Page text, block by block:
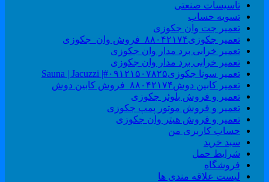
تاسیسات صنعتی
تسویه حساب
تعمیر جت وان جکوزی
تعمیر جکوزی۸۸۰۴۲۱۷۴_فروش وان_جکوزی
تعمیر خرابی برد مدار وان جکوزی
تعمیر خرابی برد مدار وان جکوزی
تعمیر سونا جکوزی۰۹۱۲۱۵۰۷۸۲۵#| Sauna | Jacuzzi
تعمیر کابین دوش۸۸۰۴۲۱۷۴_فروش کابین دوش
تعمیر و فروش بلوئر جکوزی
تعمیر و فروش موتور پمپ جکوزی
تعمیر و فروش هیتر وان جکوزی
حساب کاربری من
سبد خرید
شرایط حمل
فروشگاه
لیست علاقه مندی ها